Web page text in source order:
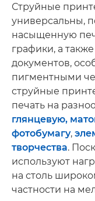
Струйные
универсальны,
насыщенную
графики, а
документов,
пигментными
струйные
печать на
глянцевую,
фотобумагу,
творчества.
используют
на столь
частности на